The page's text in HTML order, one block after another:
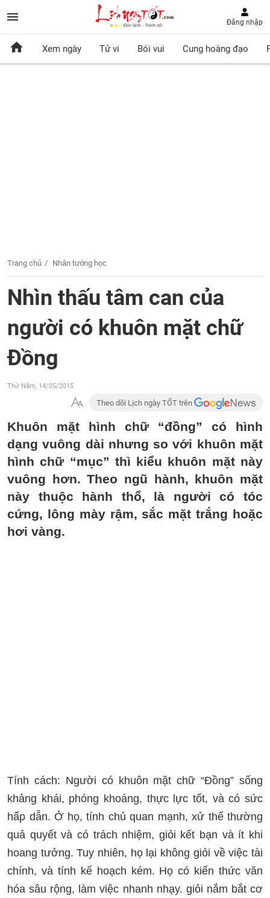
Đăng nhập
Xem ngày Tử vi Bói vui Cung hoàng đạo
Trang chủ Nhân tướng học
Nhìn thấu tâm can của
người có khuôn mặt chữ
Đồng
Thứ Năm, 14/05/2015
Theo dõi Lịch ngày TỐT trên
Khuôn mặt hình chữ “đồng” có hình
dạng vuông dài nhưng so với khuôn mặt
hình chữ “mục” thì kiểu khuôn mặt này
vuông hơn. Theo ngũ hành, khuôn mặt
này thuộc hành thổ, là người có tóc
cứng, lông mày rậm, sắc mặt trắng hoặc
hơi vàng.
Tính cách: Người có khuôn mặt chữ “Đồng” sống
khảng khái, phóng khoáng, thực lực tốt, và có sức
hấp dẫn. Ở họ, tính chủ quan mạnh, xử thế thường
quả quyết và có trách nhiệm, giỏi kết bạn và ít khi
hoang tưởng. Tuy nhiên, họ lại không giỏi về việc tài
chính, và tính kế hoạch kém. Họ có kiến thức văn
hóa sâu rộng, làm việc nhanh nhạy. giỏi nắm bắt cơ